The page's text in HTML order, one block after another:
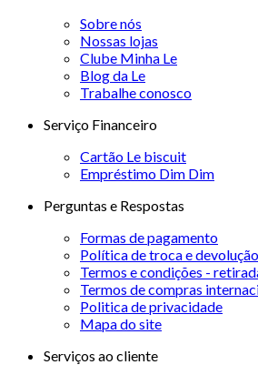
Sobre nós
Nossas lojas
Clube Minha Le
Blog da Le
Trabalhe conosco
Serviço Financeiro
Cartão Le biscuit
Empréstimo Dim Dim
Perguntas e Respostas
Formas de pagamento
Política de troca e devolução
Termos e condições -
Termos de compras
Politica de privacidade
Mapa do site
Serviços ao cliente